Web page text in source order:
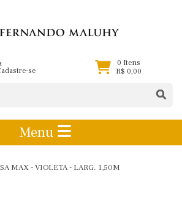
se
0 Itens
R$ 0,00
Menu
MAX - VIOLETA - LARG. 1,50M